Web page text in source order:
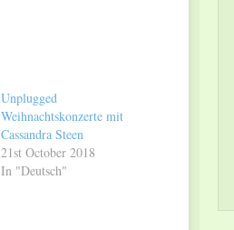
Unplugged
Weihnachtskonzerte mit
Cassandra Steen
21st October 2018
In "Deutsch"